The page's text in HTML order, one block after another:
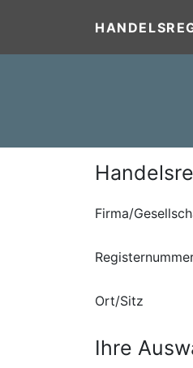
Firma/
Ort/Sitz
Ihre